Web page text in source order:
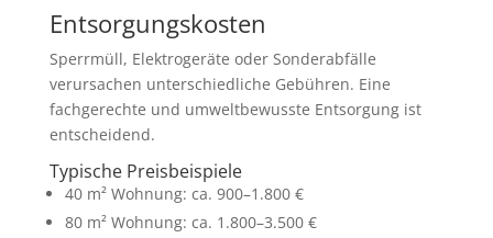
Entsorgungskosten
Sperrmüll, Elektrogeräte oder Sonderabfälle
verursachen unterschiedliche Gebühren. Eine
fachgerechte und umweltbewusste Entsorgung ist
entscheidend.
Typische Preisbeispiele
40 m² Wohnung: ca. 900–1.800 €
80 m² Wohnung: ca. 1.800–3.500 €